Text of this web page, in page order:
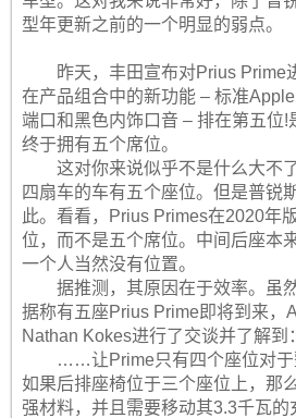
型年更新之前的一个明显的弱点。
昨天，丰田宣布对Prius Prime
在产品组合中的新功能 – 标准
端口和黑色内饰口音 – 排在第五位!
终于拥有五个席位。
这对你来说似乎不是什么大不
四扇车的车有五个座位。但是普锐
此。看看，Prius Primes在2020年
位，而不是五个席位。中间后座本
一个人当然没有位置。
据推测，其原因在于效率。虽
据称有五座Prius Prime即将到来，
Nathan Kokes进行了交谈并了解到：
……让Prime只有四个座位对于
如果后排座椅位于三个座位上，那
强材料，并且需要移动其3.3千瓦的